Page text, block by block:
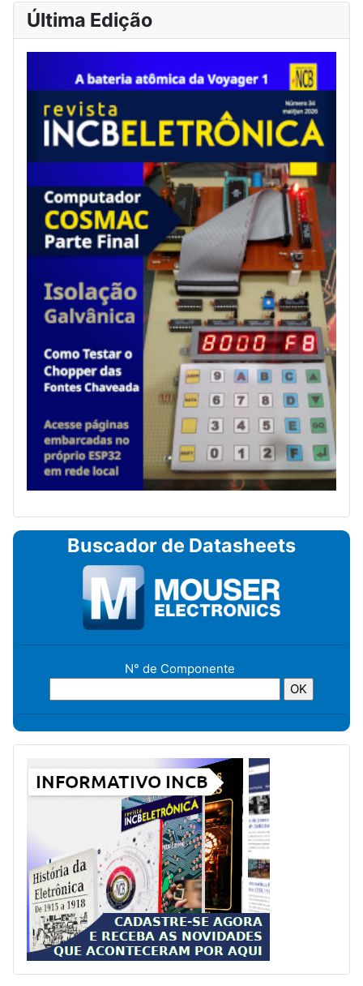
Última Edição
Buscador de Datasheets
N° de Componente